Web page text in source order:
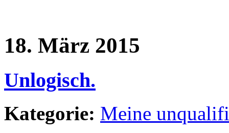
18. März 2015
Unlogisch.
Kategorie: Meine